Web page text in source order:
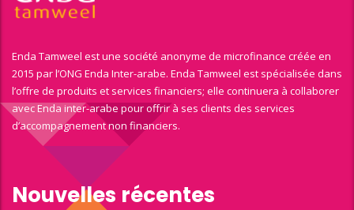
Enda Tamweel est une société anonyme de microfinance créée en
2015 par l’ONG Enda Inter-arabe. Enda Tamweel est spécialisée dans
l’offre de produits et services financiers; elle continuera à collaborer
avec Enda inter-arabe pour offrir à ses clients des services
d’accompagnement non financiers.
Nouvelles récentes